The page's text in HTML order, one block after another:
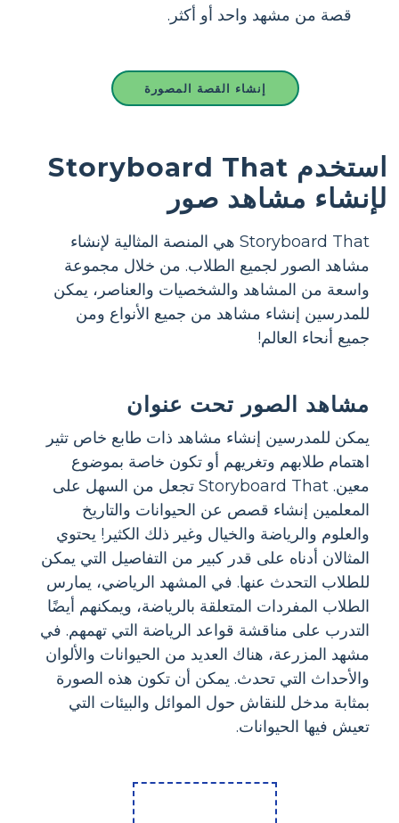
قصة من مشهد واحد أو أكثر.
إنشاء القصة المصورة
استخدم Storyboard That
لإنشاء مشاهد صور
Storyboard That هي المنصة المثالية لإنشاء
مشاهد الصور لجميع الطلاب. من خلال مجموعة
واسعة من المشاهد والشخصيات والعناصر، يمكن
للمدرسين إنشاء مشاهد من جميع الأنواع ومن
جميع أنحاء العالم!
مشاهد الصور تحت عنوان
يمكن للمدرسين إنشاء مشاهد ذات طابع خاص تثير
اهتمام طلابهم وتغريهم أو تكون خاصة بموضوع
معين. Storyboard That تجعل من السهل على
المعلمين إنشاء قصص عن الحيوانات والتاريخ
والعلوم والرياضة والخيال وغير ذلك الكثير! يحتوي
المثالان أدناه على قدر كبير من التفاصيل التي يمكن
للطلاب التحدث عنها. في المشهد الرياضي، يمارس
الطلاب المفردات المتعلقة بالرياضة، ويمكنهم أيضًا
التدرب على مناقشة قواعد الرياضة التي تهمهم. في
مشهد المزرعة، هناك العديد من الحيوانات والألوان
والأحداث التي تحدث. يمكن أن تكون هذه الصورة
بمثابة مدخل للنقاش حول الموائل والبيئات التي
تعيش فيها الحيوانات.